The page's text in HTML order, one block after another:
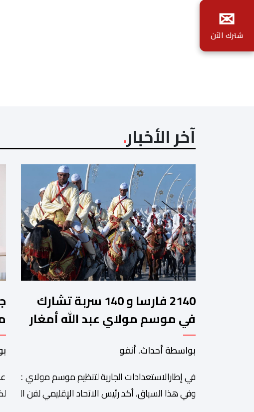
آخر الأخبار
2140 فارسا و 140 سربة تشارك
في موسم مولاي عبد الله أمغار
بواسطة أحداث. أنفو
في إطارالاستعدادات الجارية لتنظيم موسم مولاي عبد
وفي هذا السياق، أكد رئيس الاتحاد الإقليمي لفن
✉
شترك الآن